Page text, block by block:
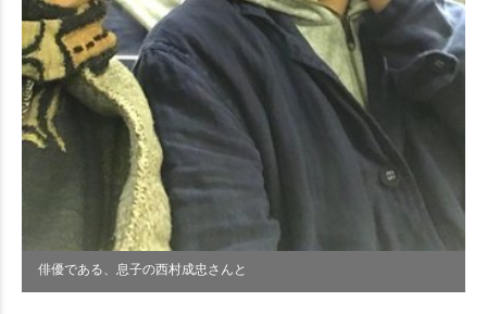
俳優である、息子の西村成忠さんと